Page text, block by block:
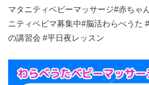
マタニティベビーマッサージ#赤ちゃ
ニティベビマ募集中#脳活わらべうた
の講習会 #平日夜レッスン